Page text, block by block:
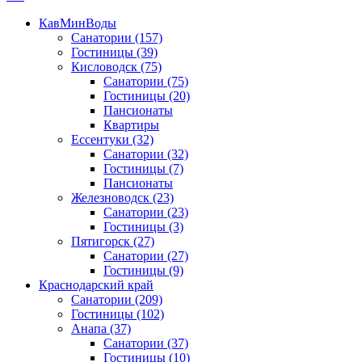
КавМинВоды
Санатории (157)
Гостиницы (39)
Кисловодск (75)
Санатории (75)
Гостиницы (20)
Пансионаты
Квартиры
Ессентуки (32)
Санатории (32)
Гостиницы (7)
Пансионаты
Железноводск (23)
Санатории (23)
Гостиницы (3)
Пятигорск (27)
Санатории (27)
Гостиницы (9)
Краснодарский край
Санатории (209)
Гостиницы (102)
Анапа (37)
Санатории (37)
Гостиницы (10)